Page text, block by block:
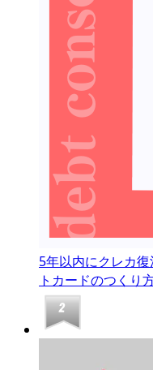
5年以内にクレカ
トカードのつくり